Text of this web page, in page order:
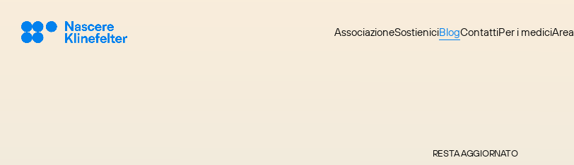
AssociazioneSostieniciBlogContattiPer i medici
RESTA AGGIORNATO